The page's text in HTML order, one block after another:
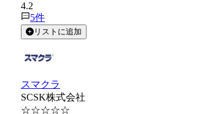
4.2
5件
リストに追加
スマクラ
SCSK株式会社
☆☆☆☆☆